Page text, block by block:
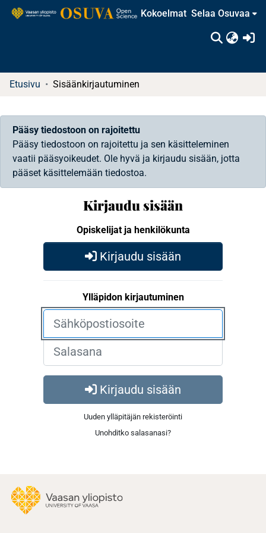
Kokoelmat Selaa Osuvaa
Etusivu Sisäänkirjautuminen
Pääsy tiedostoon on rajoitettu
Pääsy tiedostoon on rajoitettu ja sen käsitteleminen
vaatii pääsyoikeudet. Ole hyvä ja kirjaudu sisään, jotta
pääset käsittelemään tiedostoa.
Kirjaudu sisään
Opiskelijat ja henkilökunta
Kirjaudu sisään
Ylläpidon kirjautuminen
Kirjaudu sisään
Uuden ylläpitäjän rekisteröinti
Unohditko salasanasi?